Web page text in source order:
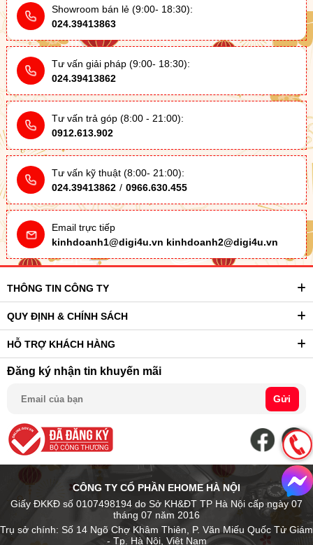
Showroom bán lẻ (9:00- 18:30):
024.39413863
Tư vấn giải pháp (9:00- 18:30):
024.39413862
Tư vấn trả góp (8:00 - 21:00):
0912.613.902
Tư vấn kỹ thuật (8:00- 21:00):
024.39413862 / 0966.630.455
Email trực tiếp
kinhdoanh1@digi4u.vn kinhdoanh2@digi4u.vn
THÔNG TIN CÔNG TY
QUY ĐỊNH & CHÍNH SÁCH
HỖ TRỢ KHÁCH HÀNG
Đăng ký nhận tin khuyến mãi
Gửi
CÔNG TY CỔ PHẦN EHOME HÀ NỘI
Giấy ĐKKĐ số 0107498194 do Sở KH&ĐT TP Hà Nội cấp ngày 07
tháng 07 năm 2016
Trụ sở chính: Số 14 Ngõ Chợ Khâm Thiên, P. Văn Miếu Quốc Tử Giám
- Tp. Hà Nội, Việt Nam